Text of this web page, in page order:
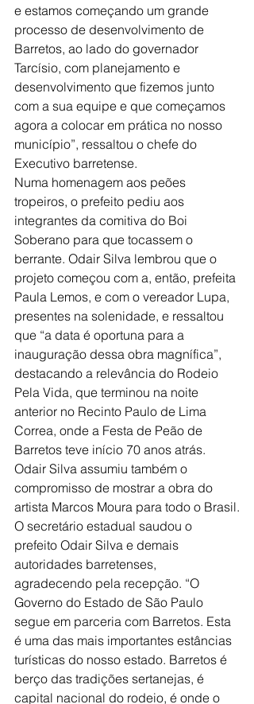
e estamos começando um grande
processo de desenvolvimento de
Barretos, ao lado do governador
Tarcísio, com planejamento e
desenvolvimento que fizemos junto
com a sua equipe e que começamos
agora a colocar em prática no nosso
município”, ressaltou o chefe do
Executivo barretense.
Numa homenagem aos peões
tropeiros, o prefeito pediu aos
integrantes da comitiva do Boi
Soberano para que tocassem o
berrante. Odair Silva lembrou que o
projeto começou com a, então, prefeita
Paula Lemos, e com o vereador Lupa,
presentes na solenidade, e ressaltou
que “a data é oportuna para a
inauguração dessa obra magnífica”,
destacando a relevância do Rodeio
Pela Vida, que terminou na noite
anterior no Recinto Paulo de Lima
Correa, onde a Festa de Peão de
Barretos teve início 70 anos atrás.
Odair Silva assumiu também o
compromisso de mostrar a obra do
artista Marcos Moura para todo o Brasil.
O secretário estadual saudou o
prefeito Odair Silva e demais
autoridades barretenses,
agradecendo pela recepção. “O
Governo do Estado de São Paulo
segue em parceria com Barretos. Esta
é uma das mais importantes estâncias
turísticas do nosso estado. Barretos é
berço das tradições sertanejas, é
capital nacional do rodeio, é onde o